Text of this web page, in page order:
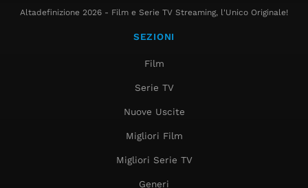
Altadefinizione 2026 - Film e Serie TV Streaming, l'Unico Originale!
SEZIONI
Film
Serie TV
Nuove Uscite
Migliori Film
Migliori Serie TV
Generi